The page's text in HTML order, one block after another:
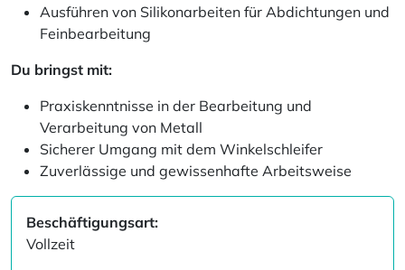
Ausführen von Silikonarbeiten für Abdichtungen und
Feinbearbeitung
Du bringst mit:
Praxiskenntnisse in der Bearbeitung und
Verarbeitung von Metall
Sicherer Umgang mit dem Winkelschleifer
Zuverlässige und gewissenhafte Arbeitsweise
Beschäftigungsart:
Vollzeit